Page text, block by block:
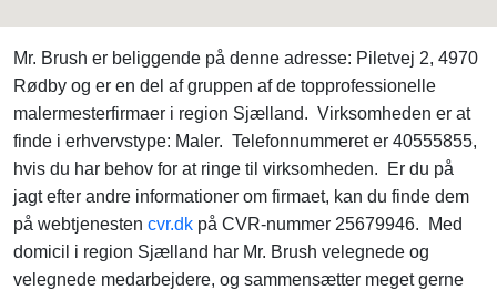
Mr. Brush er beliggende på denne adresse: Piletvej 2, 4970
Rødby og er en del af gruppen af de topprofessionelle
malermesterfirmaer i region Sjælland. Virksomheden er at
finde i erhvervstype: Maler. Telefonnummeret er 40555855,
hvis du har behov for at ringe til virksomheden. Er du på
jagt efter andre informationer om firmaet, kan du finde dem
på webtjenesten cvr.dk på CVR-nummer 25679946. Med
domicil i region Sjælland har Mr. Brush velegnede og
velegnede medarbejdere, og sammensætter meget gerne